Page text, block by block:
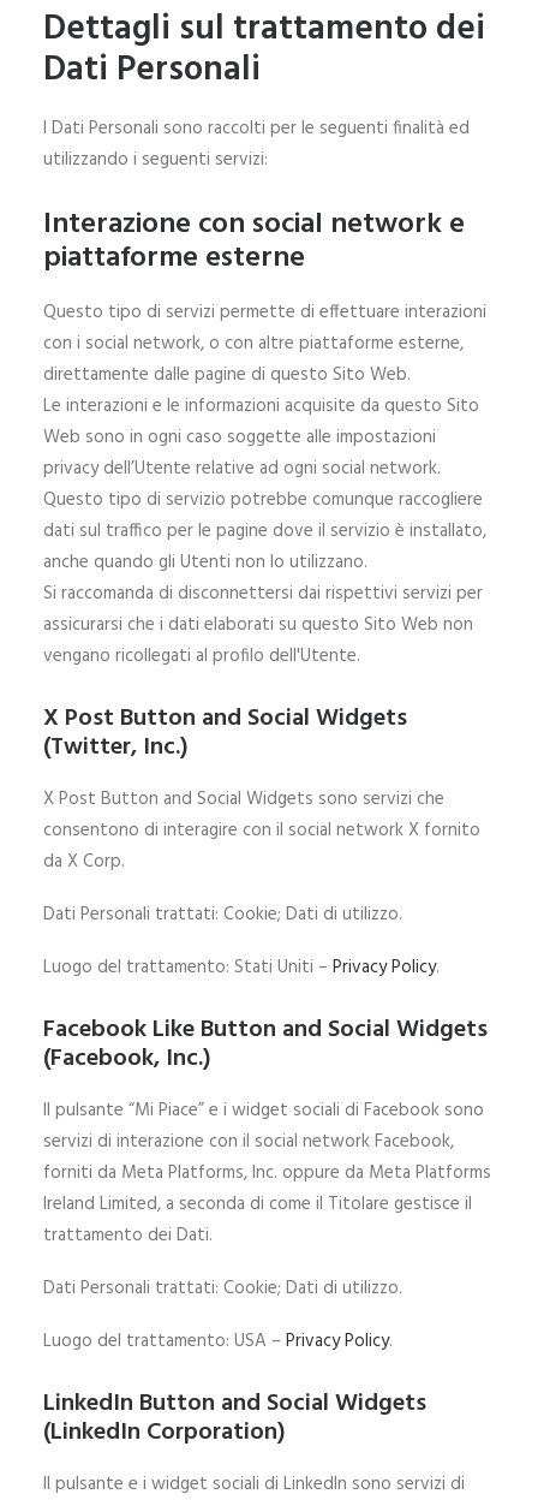
Dettagli sul trattamento dei
Dati Personali
I Dati Personali sono raccolti per le seguenti finalità ed
utilizzando i seguenti servizi:
Interazione con social network e
piattaforme esterne
Questo tipo di servizi permette di effettuare interazioni
con i social network, o con altre piattaforme esterne,
direttamente dalle pagine di questo Sito Web.
Le interazioni e le informazioni acquisite da questo Sito
Web sono in ogni caso soggette alle impostazioni
privacy dell’Utente relative ad ogni social network.
Questo tipo di servizio potrebbe comunque raccogliere
dati sul traffico per le pagine dove il servizio è installato,
anche quando gli Utenti non lo utilizzano.
Si raccomanda di disconnettersi dai rispettivi servizi per
assicurarsi che i dati elaborati su questo Sito Web non
vengano ricollegati al profilo dell'Utente.
X Post Button and Social Widgets
(Twitter, Inc.)
X Post Button and Social Widgets sono servizi che
consentono di interagire con il social network X fornito
da X Corp.
Dati Personali trattati: Cookie; Dati di utilizzo.
Luogo del trattamento: Stati Uniti – Privacy Policy.
Facebook Like Button and Social Widgets
(Facebook, Inc.)
Il pulsante “Mi Piace” e i widget sociali di Facebook sono
servizi di interazione con il social network Facebook,
forniti da Meta Platforms, Inc. oppure da Meta Platforms
Ireland Limited, a seconda di come il Titolare gestisce il
trattamento dei Dati.
Dati Personali trattati: Cookie; Dati di utilizzo.
Luogo del trattamento: USA – Privacy Policy.
LinkedIn Button and Social Widgets
(LinkedIn Corporation)
Il pulsante e i widget sociali di LinkedIn sono servizi di